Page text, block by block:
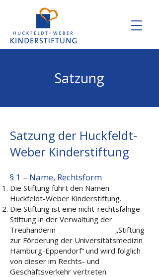
Satzung
Satzung der Huckfeldt-
Weber Kinderstiftung
§ 1 – Name, Rechtsform
Die Stiftung führt den Namen
Huckfeldt-Weber Kinderstiftung.
Die Stiftung ist eine nicht-rechtsfähige
Stiftung in der Verwaltung der
Treuhänderin „Stiftung
zur Förderung der Universitätsmedizin
Hamburg-Eppendorf“ und wird folglich
von dieser im Rechts- und
Geschäftsverkehr vertreten.